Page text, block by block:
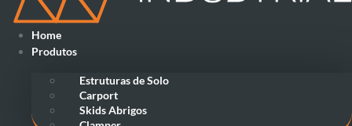
Home
Produtos
Estruturas de Solo
Carport
Skids Abrigos